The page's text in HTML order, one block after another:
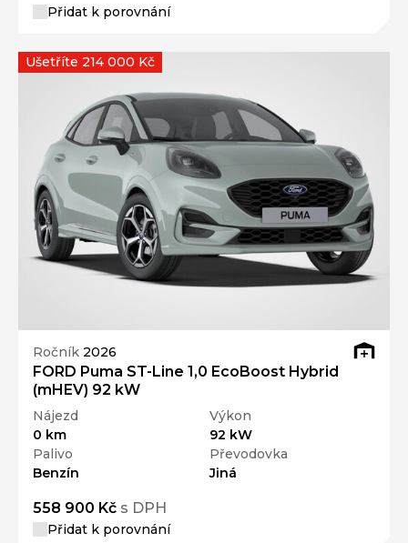
Přidat k porovnání
Ročník 2026
FORD Puma ST-Line 1,0 EcoBoost Hybrid
(mHEV) 92 kW
Nájezd
0 km
Výkon
92 kW
Palivo
Benzín
Převodovka
Jiná
558 900 Kč s DPH
Přidat k porovnání
Ušetříte 214 000 Kč